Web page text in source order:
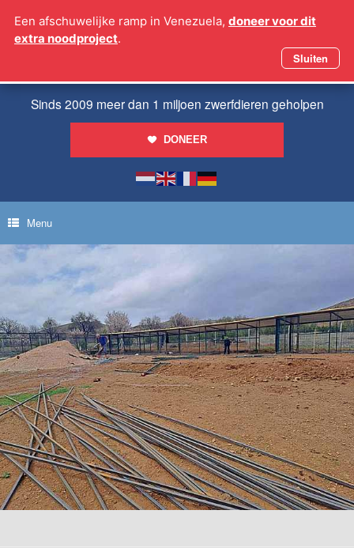
naar
Sinds 2009 meer dan 1 miljoen zwerfdieren geholpen
DONEER
Menu
Een afschuwelijke ramp in Venezuela, doneer voor dit
extra noodproject.
Sluiten